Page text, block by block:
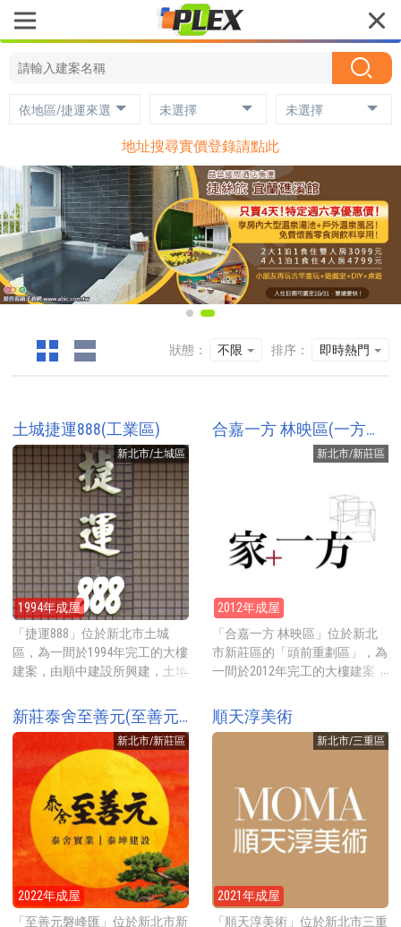
地址搜尋實價登錄請點此
依地區/捷運來選 未選擇 未選擇
狀態： 不限 排序： 即時熱門
土城捷運888(工業區)
新北市/土城區
1994年成屋
「捷運888」位於新北市土城
區，為一間於1994年完工的大樓
建案，由順中建設所興建，土地
坪的房型，地點就在亞洲路上，
2024年實價登錄(已扣車位)每坪
約32-35萬元起。 建案基地約
1131坪，興建ABCD4棟地上13層
地下2層的電梯大廈，土地分區
為工業區，規劃2-4房19-42坪的
房型，A棟平均一層10戶共用2
部電梯、B棟平均一層6戶共用2
部電梯、C棟平均一層7戶共用2
部電梯、D棟平均一層9戶共用2
部電梯，合計共400戶，一樓有1
戶店面，另有1戶辦公室。公設
合嘉一方 林映區(一方林映/一方‧林映)
新北市/新莊區
2012年成屋
「合嘉一方 林映區」位於新北
市新莊區的「頭前重劃區」，為
一間於2012年完工的大樓建案，
規劃18-39坪的房型，地點就在
思源路靜巷內，靠近頭前運動公
園，2012年預售開賣時每坪牌價
坪，興建AB2棟地上11層地下3
層的電梯大廈，規劃18、30與39
坪的房型，各棟平均一層4戶共
用1部電梯，合計共81戶住家，
一樓有2戶店面。公設比約
廳、健身房、會議室、KTV、撞
球室、中庭及水景後花園等。
新莊泰舍至善元(至善元磐峰匯)
新北市/新莊區
2022年成屋
「至善元磐峰匯」位於新北市新
順天淳美術
新北市/三重區
2021年成屋
「順天淳美術」位於新北市三重